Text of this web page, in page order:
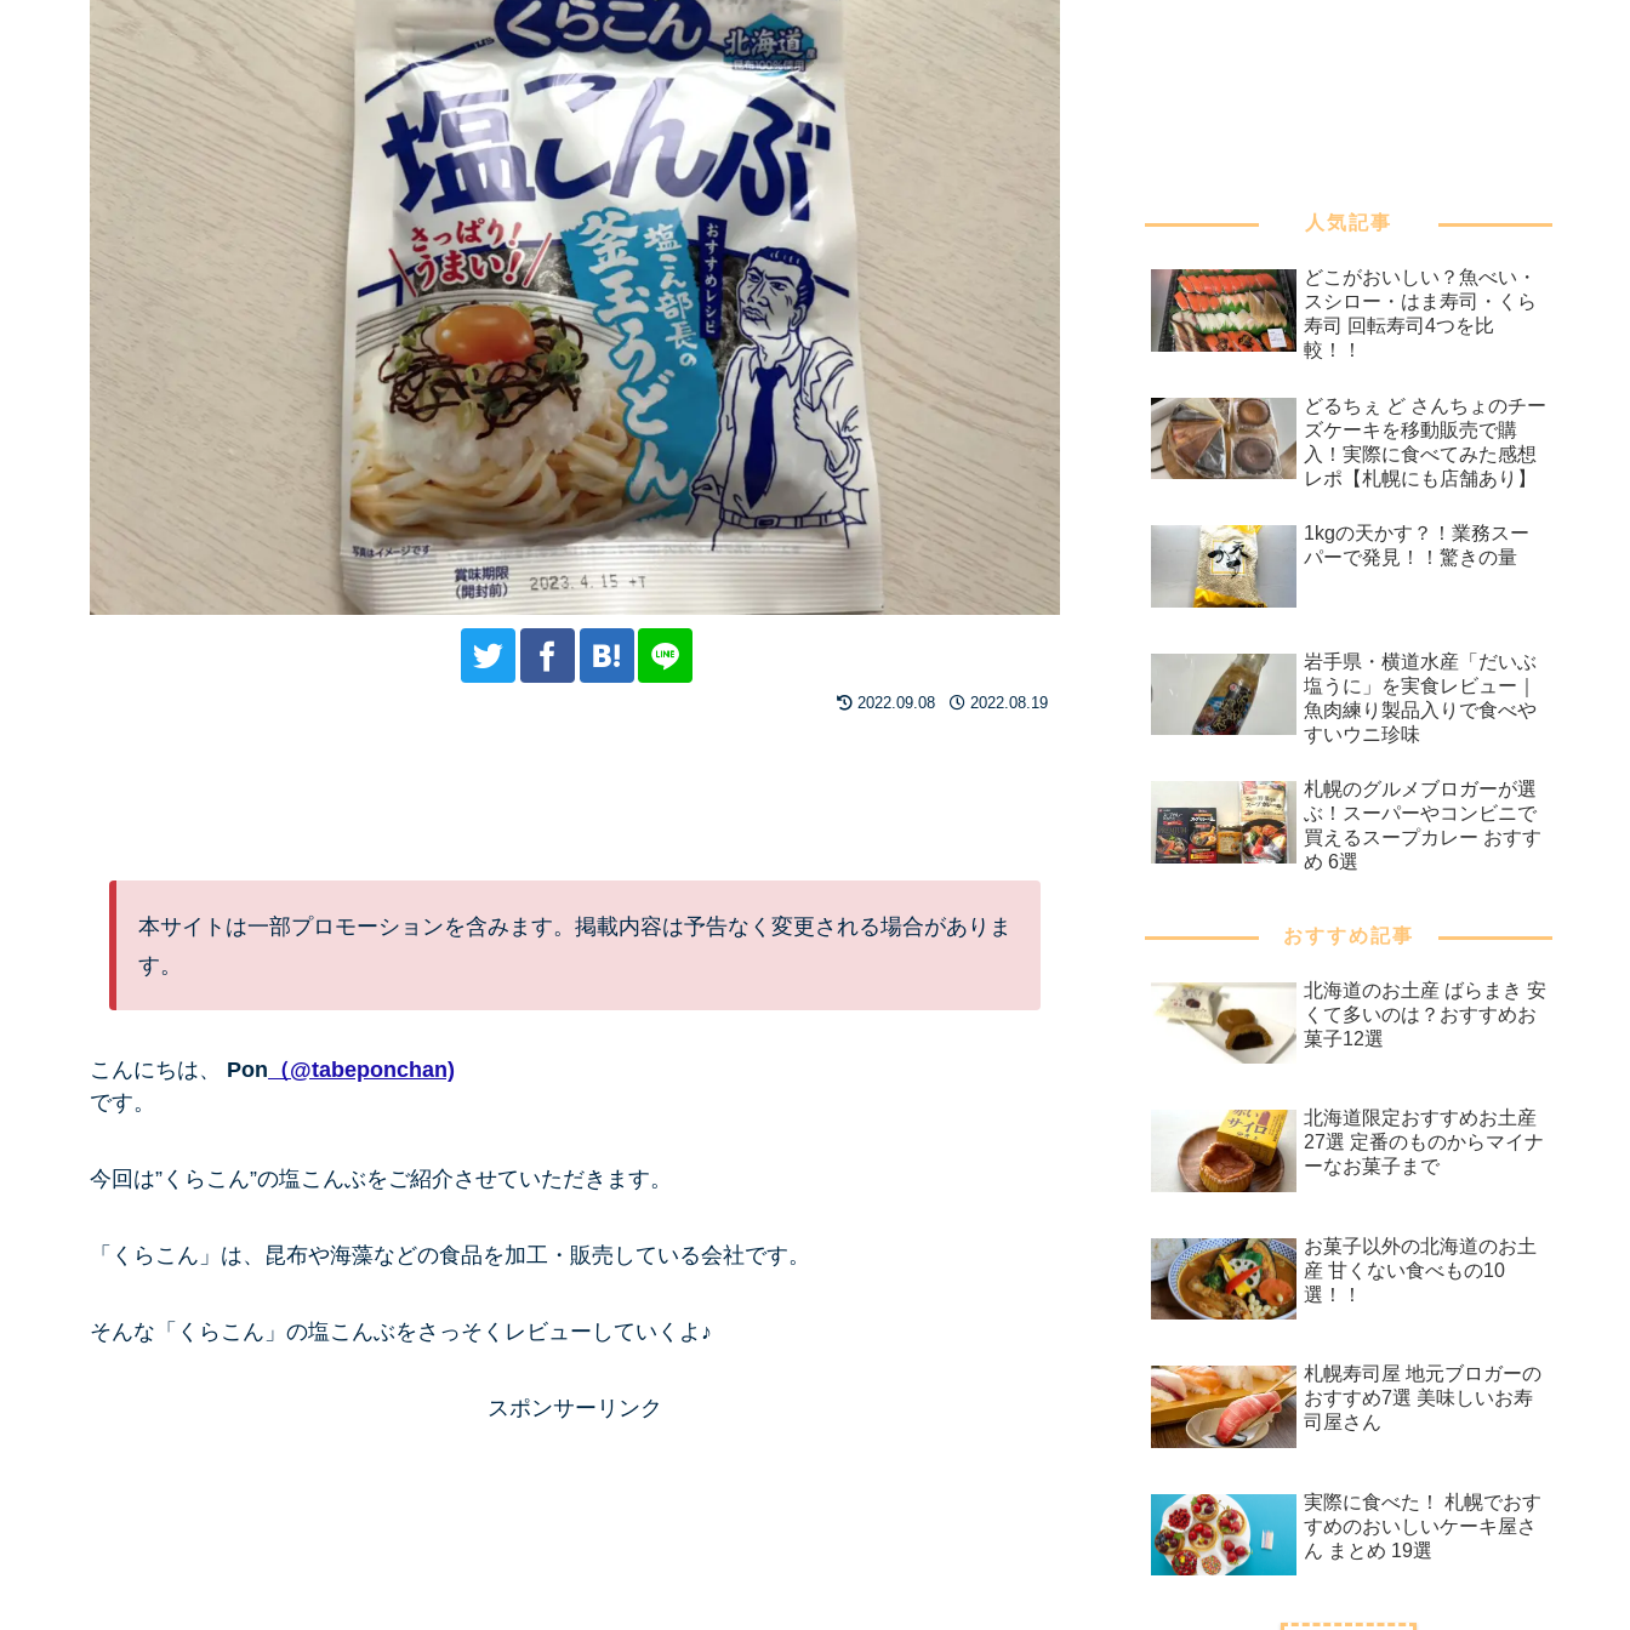
2022.09.08 2022.08.19
本サイトは一部プロモーションを含みます。掲載内容は予告なく変更される場合がありま
す。
こんにちは、 Pon （@tabeponchan)
です。
今回は”くらこん”の塩こんぶをご紹介させていただきます。
「くらこん」は、昆布や海藻などの食品を加工・販売している会社です。
そんな「くらこん」の塩こんぶをさっそくレビューしていくよ♪
スポンサーリンク
人気記事
どこがおいしい？魚べい・
スシロー・はま寿司・くら
寿司 回転寿司4つを比
較！！
どるちぇ ど さんちょのチー
ズケーキを移動販売で購
入！実際に食べてみた感想
レポ【札幌にも店舗あり】
1kgの天かす？！業務スー
パーで発見！！驚きの量
岩手県・横道水産「だいぶ
塩うに」を実食レビュー｜
魚肉練り製品入りで食べや
すいウニ珍味
札幌のグルメブロガーが選
ぶ！スーパーやコンビニで
買えるスープカレー おすす
め 6選
おすすめ記事
北海道のお土産 ばらまき 安
くて多いのは？おすすめお
菓子12選
北海道限定おすすめお土産
27選 定番のものからマイナ
ーなお菓子まで
お菓子以外の北海道のお土
産 甘くない食べもの10
選！！
札幌寿司屋 地元ブロガーの
おすすめ7選 美味しいお寿
司屋さん
実際に食べた！ 札幌でおす
すめのおいしいケーキ屋さ
ん まとめ 19選